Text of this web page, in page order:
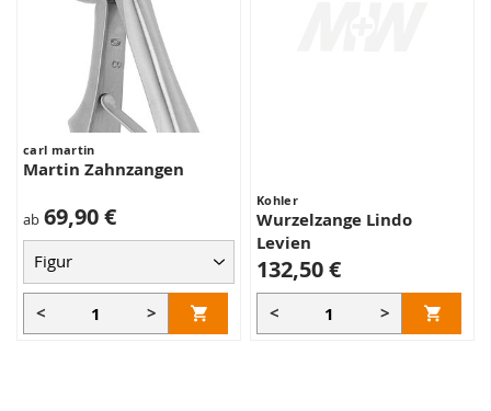
carl martin
Martin Zahnzangen
ab 69,90 €
< >
Kohler
Wurzelzange Lindo
Levien
132,50 €
< >